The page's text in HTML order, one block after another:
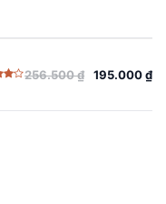
256.500₫ 195.000₫